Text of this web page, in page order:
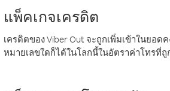
แพ็คเกจเครดิต
เครดิตของ Viber Out จะถูกเพิ่มเข้าในยอ
หมายเลขใดก็ได้ในโลกนี้ในอัตราค่าโทรที่ถู